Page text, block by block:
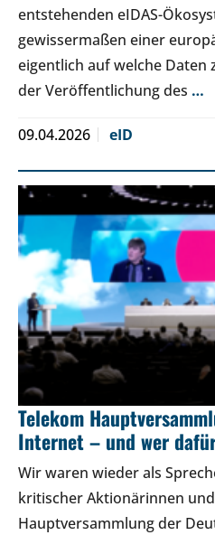
entstehenden eIDAS-
gewissermaßen einer
eigentlich auf welche Daten
der Veröffentlichung des …
09.04.2026 eID
Telekom
Internet – und wer
Wir waren wieder als
kritischer Aktionärinnen
Hauptversammlung der